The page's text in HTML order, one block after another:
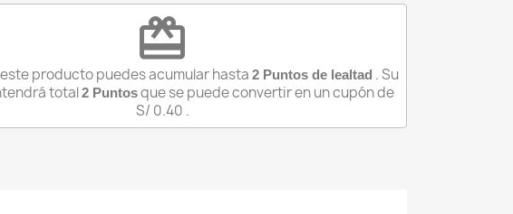
redeem
producto puedes acumular hasta 2Puntos de lealtad . Su
total2 Puntosque se puede convertir en un cupón de
S/ 0.40 .
×